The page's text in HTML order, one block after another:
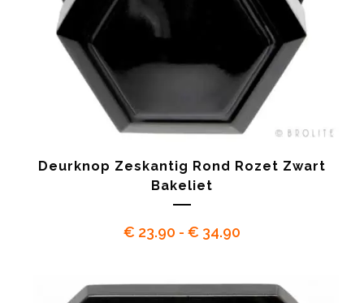
Deurknop Zeskantig Rond Rozet Zwart
Bakeliet
€ 23.90 - € 34.90Prijsklasse:
€ 34.90